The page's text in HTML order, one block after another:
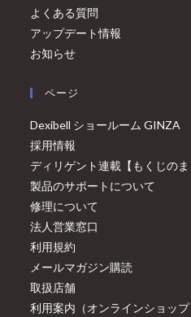
よくある質問
アップデート情報
お知らせ
ページ
Dexibell ショールーム GINZA
採用情報
ディリゲント連載【もくじのま
製品のサポートについて
修理について
法人営業窓口
利用規約
メールマガジン購読
取扱店舗
利用案内（オンラインショップ